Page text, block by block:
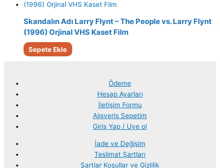
Skandalın Adı Larry Flynt – The People vs. Larry Flynt
(1996) Orjinal VHS Kaset Film
Sepete Ekle
Ödeme
Hesap Ayarları
İletişim Formu
Alışveriş Sepetim
Giriş Yap / Uye ol
İade ve Değişim
Teslimat Şartları
Şartlar Koşullar ve Gizlilik